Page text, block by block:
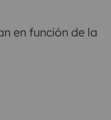
en función de la